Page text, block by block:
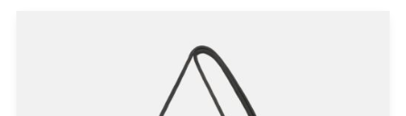
ANTIDOTE KNITWEAR